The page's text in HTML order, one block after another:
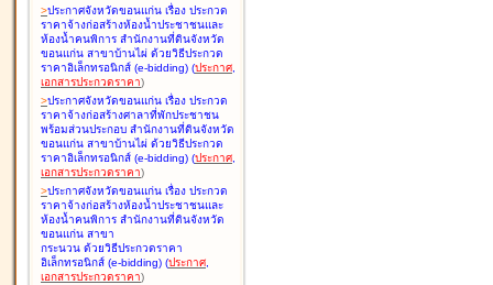
>ประกาศจังหวัดขอนแก่น เรื่อง ประกวด
ราคาจ้างก่อสร้างห้องน้ำประชาชนและ
ห้องน้ำคนพิการ สำนักงานที่ดินจังหวัด
ขอนแก่น สาขาบ้านไผ่ ด้วยวิธีประกวด
ราคาอิเล็กทรอนิกส์ (e-bidding) (ประกาศ,
เอกสารประกวดราคา)
>ประกาศจังหวัดขอนแก่น เรื่อง ประกวด
ราคาจ้างก่อสร้างศาลาที่พักประชาชน
พร้อมส่วนประกอบ สำนักงานที่ดินจังหวัด
ขอนแก่น สาขาบ้านไผ่ ด้วยวิธีประกวด
ราคาอิเล็กทรอนิกส์ (e-bidding) (ประกาศ,
เอกสารประกวดราคา)
>ประกาศจังหวัดขอนแก่น เรื่อง ประกวด
ราคาจ้างก่อสร้างห้องน้ำประชาชนและ
ห้องน้ำคนพิการ สำนักงานที่ดินจังหวัด
ขอนแก่น สาขา
กระนวน ด้วยวิธีประกวดราคา
อิเล็กทรอนิกส์ (e-bidding) (ประกาศ,
เอกสารประกวดราคา)